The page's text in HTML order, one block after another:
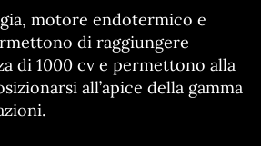
motore endotermico e
di raggiungere
di 1000 cv e permettono alla
all’apice della gamma